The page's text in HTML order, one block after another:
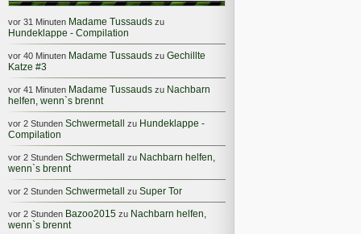
vor 31 Minuten Madame Tussauds zu
Hundeklappe - Compilation
vor 40 Minuten Madame Tussauds zu Gechillte
Katze #3
vor 41 Minuten Madame Tussauds zu Nachbarn
helfen, wenn`s brennt
vor 2 Stunden Schwermetall zu Hundeklappe -
Compilation
vor 2 Stunden Schwermetall zu Nachbarn helfen,
wenn`s brennt
vor 2 Stunden Schwermetall zu Super Tor
vor 2 Stunden Bazoo2015 zu Nachbarn helfen,
wenn`s brennt